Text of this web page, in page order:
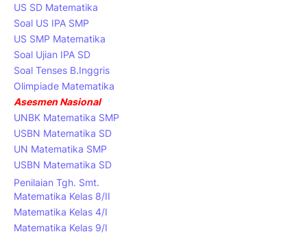
US SD Matematika
Soal US IPA SMP
US SMP Matematika
Soal Ujian IPA SD
Soal Tenses B.Inggris
Olimpiade Matematika
Asesmen Nasional
UNBK Matematika SMP
USBN Matematika SD
UN Matematika SMP
USBN Matematika SD
Penilaian Tgh. Smt.
Matematika Kelas 8/II
Matematika Kelas 4/I
Matematika Kelas 9/I